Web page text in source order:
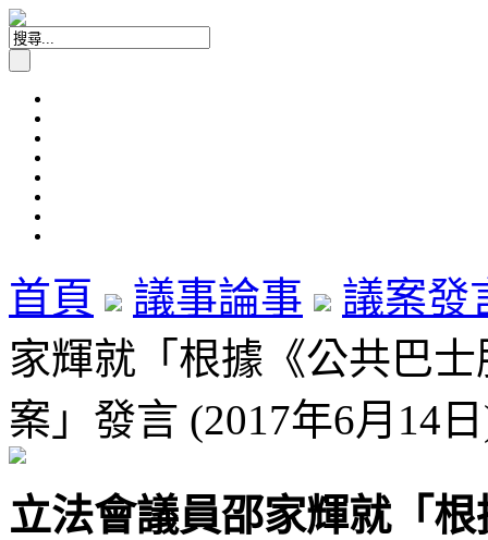
首頁 議事論事
議案發
家輝就「根據《公共巴
案」發言 (2017年6月14
立法會議員邵家輝就「